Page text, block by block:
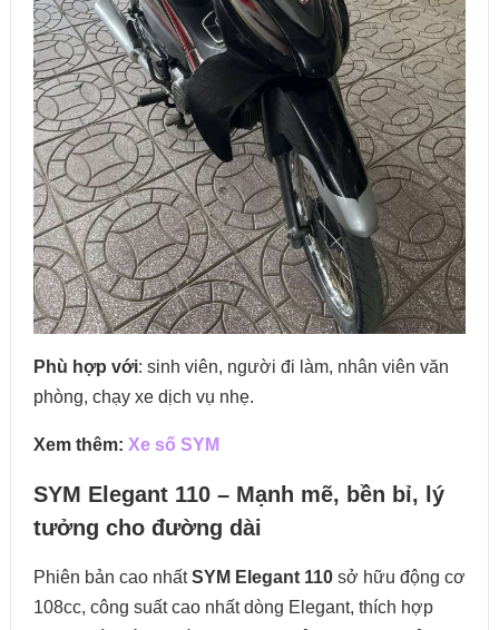
Phù hợp với: sinh viên, người đi làm, nhân viên văn
phòng, chạy xe dịch vụ nhẹ.
Xem thêm: Xe số SYM
SYM Elegant 110 – Mạnh mẽ, bền bỉ, lý
tưởng cho đường dài
Phiên bản cao nhấtSYM Elegant 110sở hữu động cơ
108cc, công suất cao nhất dòng Elegant, thích hợp